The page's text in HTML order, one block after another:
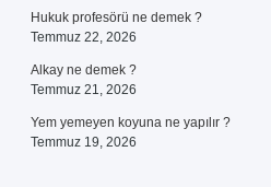
Hukuk profesörü ne demek ?
Temmuz 22, 2026
Alkay ne demek ?
Temmuz 21, 2026
Yem yemeyen koyuna ne yapılır ?
Temmuz 19, 2026